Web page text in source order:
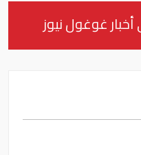
أخبار غوغول نيوز